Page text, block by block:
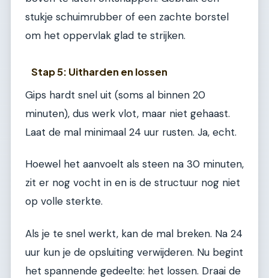
stukje schuimrubber of een zachte borstel
om het oppervlak glad te strijken.
Stap 5: Uitharden en lossen
Gips hardt snel uit (soms al binnen 20
minuten), dus werk vlot, maar niet gehaast.
Laat de mal minimaal 24 uur rusten. Ja, echt.
Hoewel het aanvoelt als steen na 30 minuten,
zit er nog vocht in en is de structuur nog niet
op volle sterkte.
Als je te snel werkt, kan de mal breken. Na 24
uur kun je de opsluiting verwijderen. Nu begint
het spannende gedeelte: het lossen. Draai de